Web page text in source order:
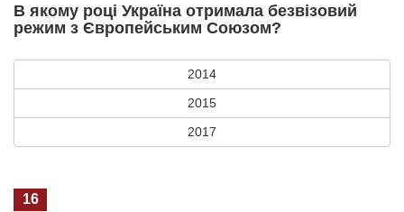
В якому році Україна отримала безвізовий
режим з Європейським Союзом?
2014
2015
2017
16